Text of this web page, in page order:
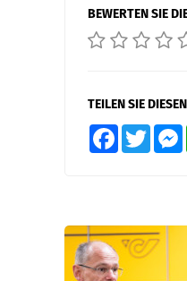
BEWERTEN SIE
TEILEN SIE
FacebookTwitter